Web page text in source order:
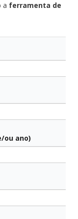
a ferramenta de
ou ano)